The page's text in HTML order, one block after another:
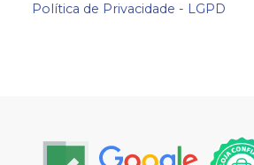
Política de Privacidade - LGPD